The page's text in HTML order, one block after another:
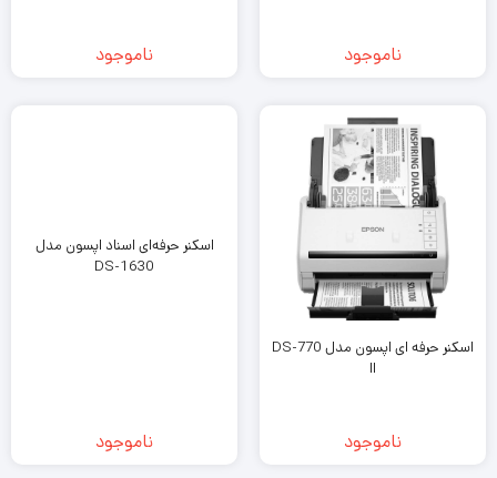
ناموجود ناموجود
اسکنر حرفه ای اپسون مدل DS-770
II
ناموجود
اسکنر حرفه‌‌ای اسناد اپسون مدل
DS-1630
ناموجود